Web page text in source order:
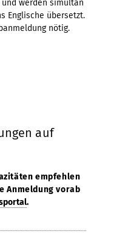
werden simultan
Englische übersetzt.
nötig.
auf
empfehlen
Anmeldung vorab
.